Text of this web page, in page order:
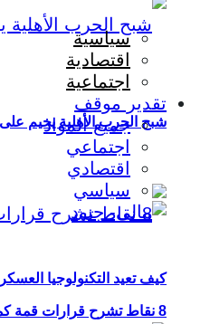
شبح الحرب الأهلية يخيم على
8 نقاط تشرح قرارات قمة كمبالا بشأن “بعثة أوصوم” في الصومال؟
سياسية
اقتصادية
اجتماعية
تقدير موقف
جميع المواد
اجتماعي
اقتصادي
سياسي
كيف تعيد التكنولوجيا